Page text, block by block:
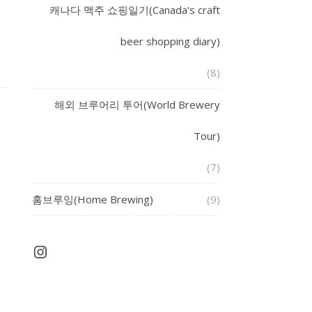
캐나다 맥주 쇼핑일기(Canada's craft
beer shopping diary)
(8)
해외 브루어리 투어(World Brewery
Tour)
(7)
홈브루잉(Home Brewing) (9)
Instagram